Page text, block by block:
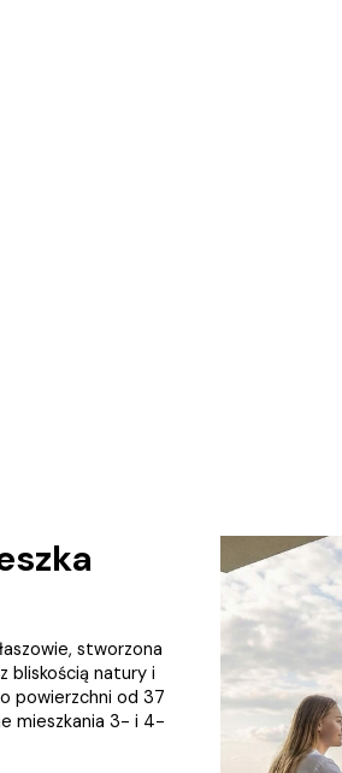
stworzona
bliskością natury i
powierzchni od 37
mieszkania 3- i 4-